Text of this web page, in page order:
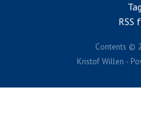
RSS
Contents ©
Kristof Willen -